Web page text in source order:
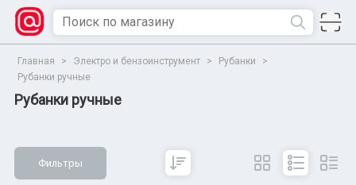
Главная > Электро и бензоинструмент > Рубанки
>
Рубанки ручные
Рубанки ручные
Фильтры